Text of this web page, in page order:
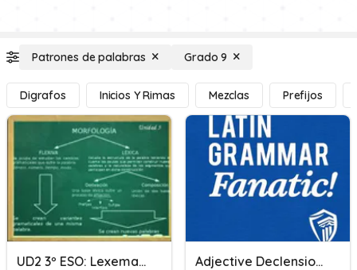
Patrones de palabras Grado 9
Digrafos Inicios Y Rimas Mezclas Prefijos
UD2 3º ESO: Lexemas Y Morfemas Adjective Declensions And Terminations